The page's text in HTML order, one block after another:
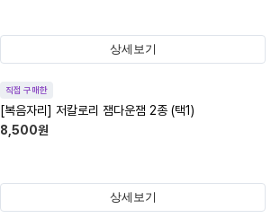
상세보기
직접 구매한
[복음자리] 저칼로리 잼다운잼 2종 (택1)
8,500원
상세보기